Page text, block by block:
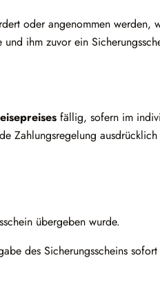
oder angenommen werden,
ihm zuvor ein
fällig, sofern im
Zahlungsregelung
übergeben wurde.
des Sicherungsscheins